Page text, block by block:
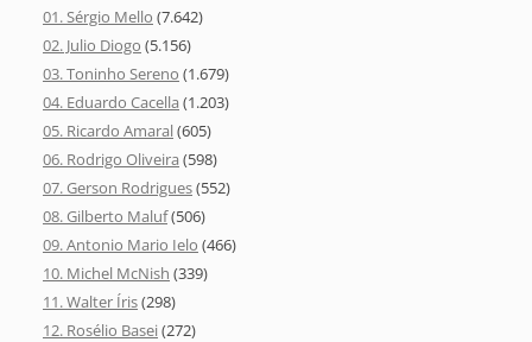
01. Sérgio Mello (7.642)
02. Julio Diogo (5.156)
03. Toninho Sereno (1.679)
04. Eduardo Cacella (1.203)
05. Ricardo Amaral(605)
06. Rodrigo Oliveira (598)
07. Gerson Rodrigues(552)
08. Gilberto Maluf(506)
09. Antonio Mario Ielo (466)
10. Michel McNish (339)
11. Walter Íris(298)
12. Rosélio Basei(272)